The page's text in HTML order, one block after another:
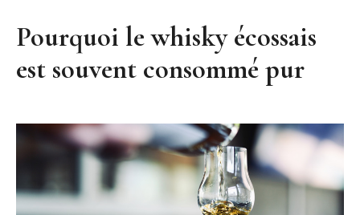
Pourquoi le whisky écossais
est souvent consommé pur